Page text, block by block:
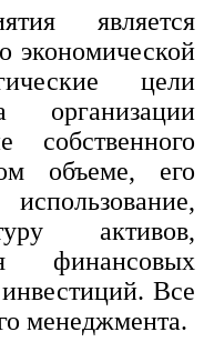
виды
и
дело
является
экономической
цели
организации
собственного
объеме, его
активов,
финансовых
Все
менеджмента.